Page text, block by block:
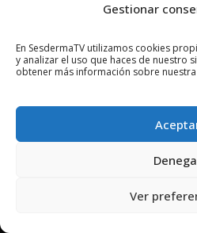
Gestionar
En SesdermaTV utilizamos cookies
y analizar el uso que haces de nuestro
obtener más información sobre
Ver